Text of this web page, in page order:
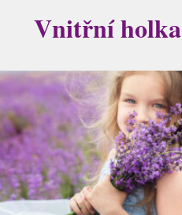
Vnitřní holka